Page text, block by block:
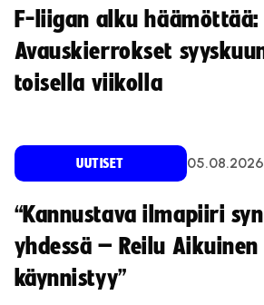
F-liigan alku häämöttää:
Avauskierrokset
toisella viikolla
UUTISET 05.08.2026
“Kannustava ilmapiiri
yhdessä – Reilu
käynnistyy”